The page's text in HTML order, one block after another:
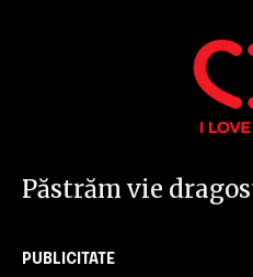
Păstrăm vie
PUBLICITATE